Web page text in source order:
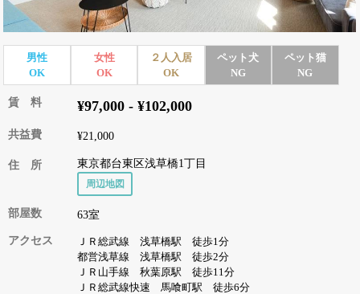
男性
OK
女性
OK
２人入居
OK
ペット犬
NG
ペット猫
NG
賃 料 ¥97,000 - ¥102,000
共益費 ¥21,000
住 所 東京都台東区浅草橋1丁目
周辺地図
部屋数 63室
アクセス
ＪＲ総武線 浅草橋駅 徒歩1分
都営浅草線 浅草橋駅 徒歩2分
ＪＲ山手線 秋葉原駅 徒歩11分
ＪＲ総武線快速 馬喰町駅 徒歩6分